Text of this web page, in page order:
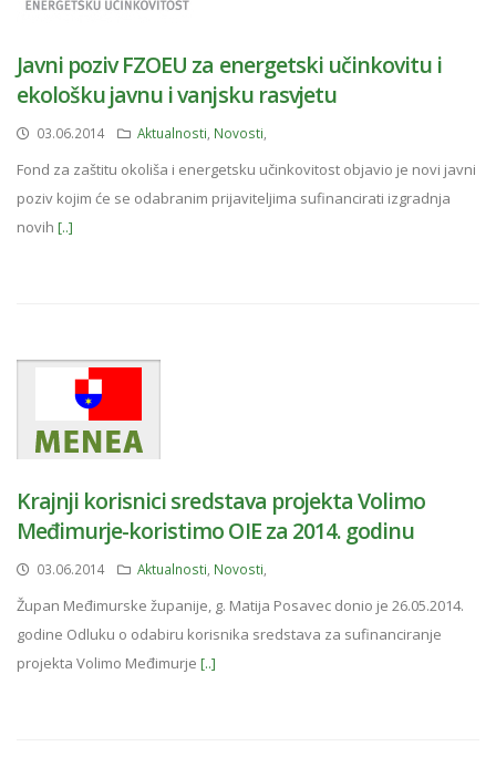
Javni poziv FZOEU za energetski učinkovitu i
ekološku javnu i vanjsku rasvjetu
03.06.2014 Aktualnosti Novosti
Fond za zaštitu okoliša i energetsku učinkovitost objavio je novi javni
poziv kojim će se odabranim prijaviteljima sufinancirati izgradnja
novih [..]
Krajnji korisnici sredstava projekta Volimo
Međimurje-koristimo OIE za 2014. godinu
03.06.2014 Aktualnosti Novosti
Župan Međimurske županije, g. Matija Posavec donio je 26.05.2014.
godine Odluku o odabiru korisnika sredstava za sufinanciranje
projekta Volimo Međimurje [..]